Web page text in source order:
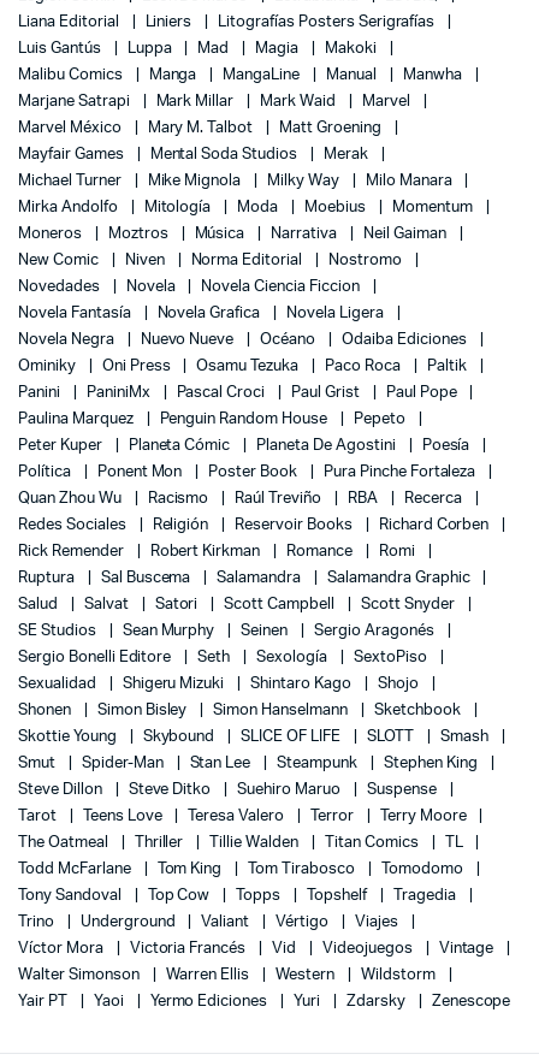
Liana Editorial
Liniers
Litografías Posters Serigrafías
Luis Gantús
Luppa Mad Magia
Makoki
Malibu Comics
Manga MangaLine Manual
Manwha
Marjane Satrapi
Mark Millar Mark Waid
Marvel
Marvel México
Mary M. Talbot
Matt Groening
Mayfair Games
Mental Soda Studios
Merak
Michael Turner
Mike Mignola Milky Way
Milo Manara
Mirka Andolfo
Mitología Moda Moebius
Momentum
Moneros
Moztros Música Narrativa
Neil Gaiman
New Comic
Niven Norma Editorial
Nostromo
Novedades
Novela
Novela Ciencia Ficcion
Novela Fantasía
Novela Grafica
Novela Ligera
Novela Negra
Nuevo Nueve Océano
Odaiba Ediciones
Ominiky
Oni Press Osamu Tezuka Paco Roca
Paltik
Panini
PaniniMx Pascal Croci Paul Grist
Paul Pope
Paulina Marquez
Penguin Random House
Pepeto
Peter Kuper
Planeta Cómic Planeta De Agostini
Poesía
Política
Ponent Mon Poster Book
Pura Pinche Fortaleza
Quan Zhou Wu
Racismo Raúl Treviño RBA
Recerca
Redes Sociales
Religión Reservoir Books
Richard Corben
Rick Remender
Robert Kirkman Romance
Romi
Ruptura
Sal Buscema Salamandra
Salamandra Graphic
Salud
Salvat Satori Scott Campbell
Scott Snyder
SE Studios
Sean Murphy Seinen
Sergio Aragonés
Sergio Bonelli Editore
Seth Sexología
SextoPiso
Sexualidad
Shigeru Mizuki Shintaro Kago
Shojo
Shonen
Simon Bisley Simon Hanselmann
Sketchbook
Skottie Young
Skybound SLICE OF LIFE SLOTT
Smash
Smut
Spider-Man Stan Lee Steampunk
Stephen King
Steve Dillon
Steve Ditko Suehiro Maruo
Suspense
Tarot
Teens Love Teresa Valero Terror
Terry Moore
The Oatmeal
Thriller Tillie Walden Titan Comics
TL
Todd McFarlane
Tom King Tom Tirabosco
Tomodomo
Tony Sandoval
Top Cow Topps Topshelf
Tragedia
Trino
Underground Valiant Vértigo
Viajes
Víctor Mora
Victoria Francés Vid Videojuegos
Vintage
Walter Simonson
Warren Ellis Western
Wildstorm
Yair PT
Yaoi Yermo Ediciones Yuri Zdarsky Zenescope